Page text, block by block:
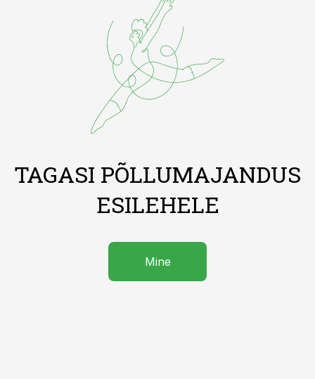
TAGASI PÕLLUMAJANDUS
ESILEHELE
Mine